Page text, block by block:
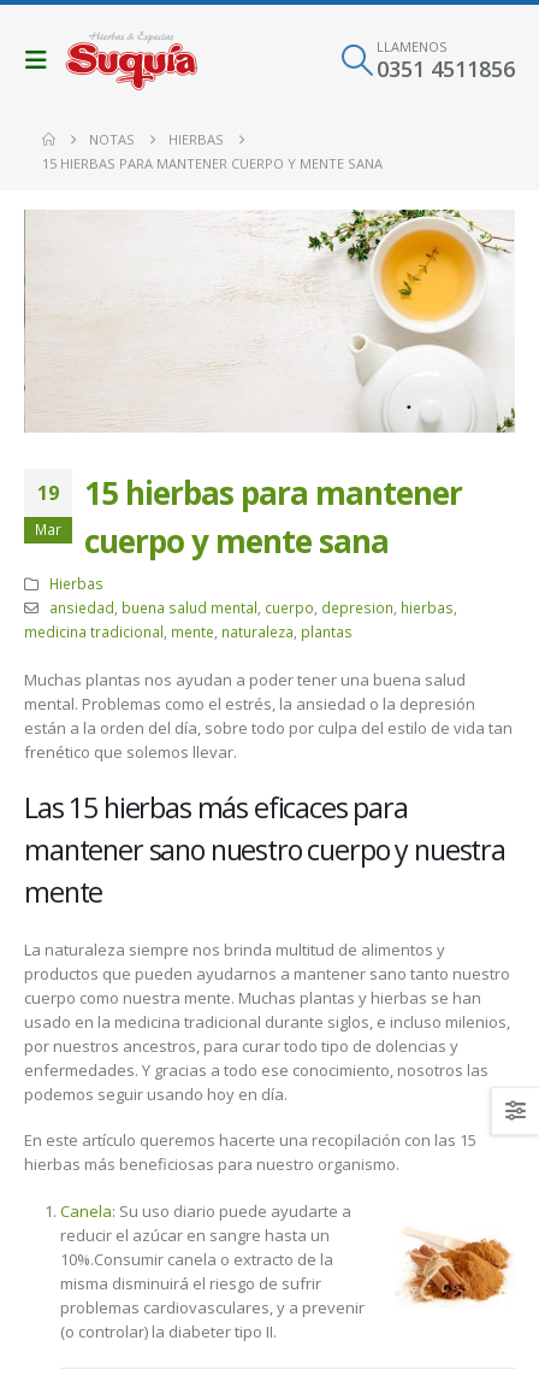
LLAMENOS
0351 4511856
NOTAS
HIERBAS
15 HIERBAS PARA MANTENER CUERPO Y MENTE SANA
19
Mar
15 hierbas para mantener
cuerpo y mente sana
Hierbas
ansiedad buena salud mental cuerpo depresion hierbas
medicina tradicional mente naturaleza plantas
Muchas plantas nos ayudan a poder tener una buena salud
mental. Problemas como el estrés, la ansiedad o la depresión
están a la orden del día, sobre todo por culpa del estilo de vida tan
frenético que solemos llevar.
Las 15 hierbas más eficaces para
mantener sano nuestro cuerpo y nuestra
mente
La naturaleza siempre nos brinda multitud de alimentos y
productos que pueden ayudarnos a mantener sano tanto nuestro
cuerpo como nuestra mente. Muchas plantas y hierbas se han
usado en la medicina tradicional durante siglos, e incluso milenios,
por nuestros ancestros, para curar todo tipo de dolencias y
enfermedades. Y gracias a todo ese conocimiento, nosotros las
podemos seguir usando hoy en día.
En este artículo queremos hacerte una recopilación con las 15
hierbas más beneficiosas para nuestro organismo.
Canela: Su uso diario puede ayudarte a
reducir el azúcar en sangre hasta un
10%.Consumir canela o extracto de la
misma disminuirá el riesgo de sufrir
problemas cardiovasculares, y a prevenir
(o controlar) la diabeter tipo II.